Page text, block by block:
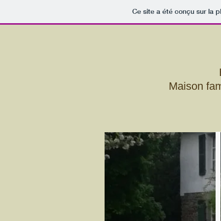
Ce site a été conçu sur la
Maison